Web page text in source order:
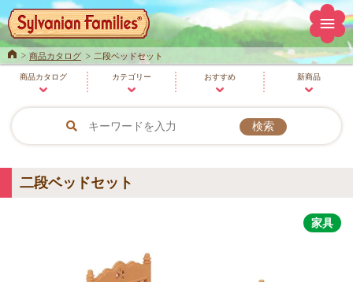
Home商品カタログ 二段ベッドセット
新商品
おすすめ
カテゴリー
商品カタログ
二段ベッドセット
家具